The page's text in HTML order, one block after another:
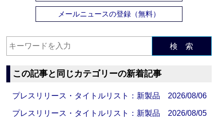
メールニュースの登録（無料）
検 索
この記事と同じカテゴリーの新着記事
プレスリリース・タイトルリスト：新製品 2026/08/06
プレスリリース・タイトルリスト：新製品 2026/08/05